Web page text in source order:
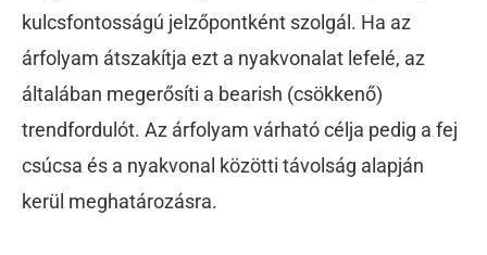
kulcsfontosságú jelzőpontként szolgál. Ha az
árfolyam átszakítja ezt a nyakvonalat lefelé, az
általában megerősíti a bearish (csökkenő)
trendfordulót. Az árfolyam várható célja pedig a fej
csúcsa és a nyakvonal közötti távolság alapján
kerül meghatározásra.